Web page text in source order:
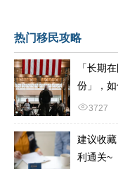
热门移民攻略
「长期
份」，
3727
建议收
利通关~